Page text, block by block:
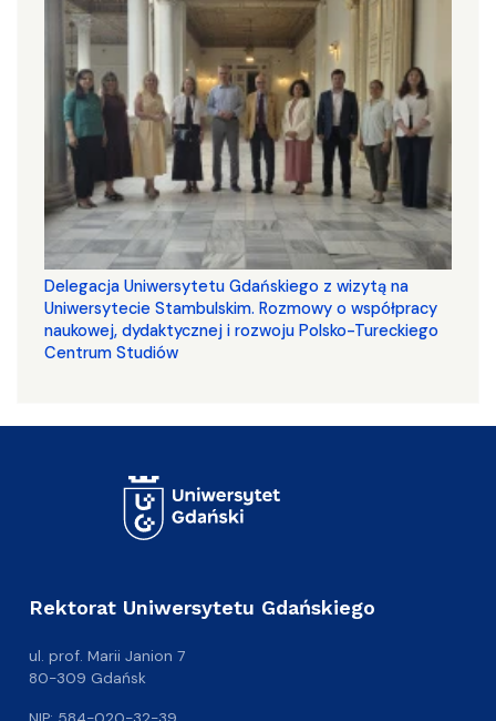
Delegacja Uniwersytetu Gdańskiego z wizytą na
Uniwersytecie Stambulskim. Rozmowy o współpracy
naukowej, dydaktycznej i rozwoju Polsko-Tureckiego
Centrum Studiów
Rektorat Uniwersytetu Gdańskiego
ul. prof. Marii Janion 7
80-309 Gdańsk